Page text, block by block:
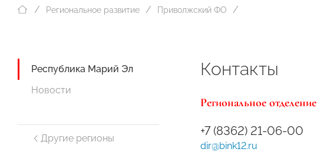
Региональное развитие Приволжский ФО
Республика Марий Эл
Новости
Другие регионы
Контакты
Региональное отделение
+7 (8362) 21-06-00
dir@bink12.ru